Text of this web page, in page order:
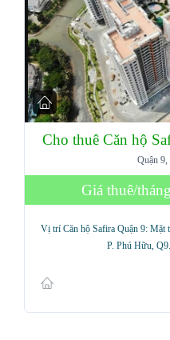
Cho thuê Căn hộ
Quận
Giá thuê/tháng
Vị trí Căn hộ Safira Quận 9:
P. Phú Hữu,